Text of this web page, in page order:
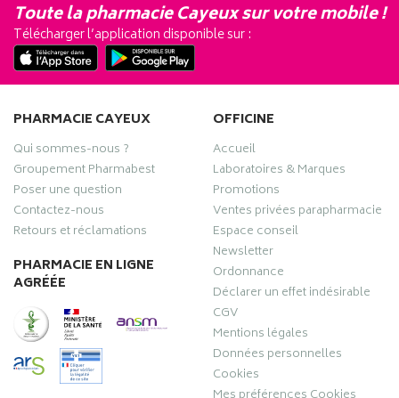
Toute la pharmacie Cayeux sur votre mobile !
Télécharger l’application disponible sur :
PHARMACIE CAYEUX
Qui sommes-nous ?
Groupement Pharmabest
Poser une question
Contactez-nous
Retours et réclamations
PHARMACIE EN LIGNE
AGRÉÉE
OFFICINE
Accueil
Laboratoires & Marques
Promotions
Ventes privées parapharmacie
Espace conseil
Newsletter
Ordonnance
Déclarer un effet indésirable
CGV
Mentions légales
Données personnelles
Cookies